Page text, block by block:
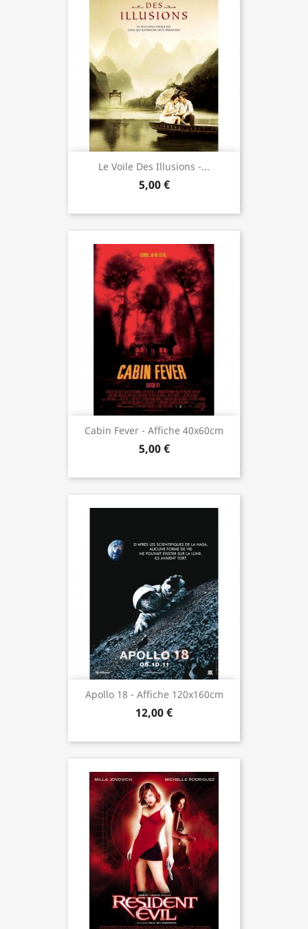
Le Voile Des Illusions -...
5,00 €
Cabin Fever - Affiche 40x60cm
5,00 €
Apollo 18 - Affiche 120x160cm
12,00 €